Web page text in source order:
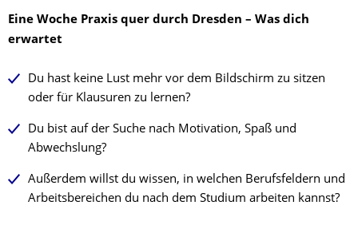
Eine Woche Praxis quer durch Dresden – Was dich
erwartet
Du hast keine Lust mehr vor dem Bildschirm zu sitzen
oder für Klausuren zu lernen?
Du bist auf der Suche nach Motivation, Spaß und
Abwechslung?
Außerdem willst du wissen, in welchen Berufsfeldern und
Arbeitsbereichen du nach dem Studium arbeiten kannst?